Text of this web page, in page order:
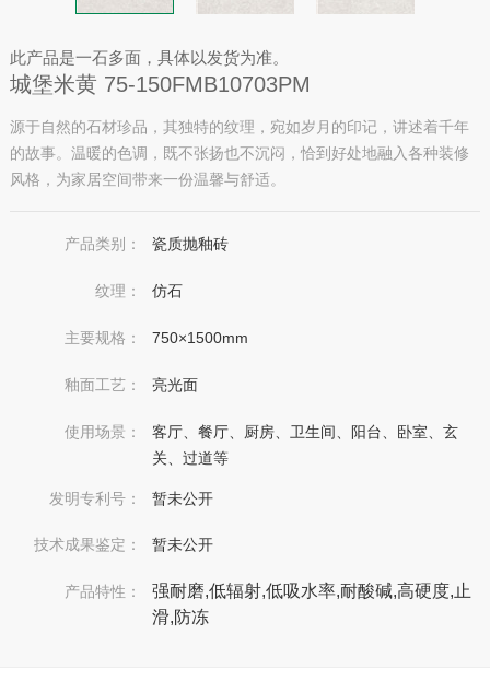
此产品是一石多面，具体以发货为准。
城堡米黄 75-150FMB10703PM
源于自然的石材珍品，其独特的纹理，宛如岁月的印记，讲述着千年
的故事。温暖的色调，既不张扬也不沉闷，恰到好处地融入各种装修
风格，为家居空间带来一份温馨与舒适。
产品类别： 瓷质抛釉砖
纹理： 仿石
主要规格： 750×1500mm
釉面工艺： 亮光面
使用场景：
客厅、餐厅、厨房、卫生间、阳台、卧室、玄
关、过道等
发明专利号： 暂未公开
技术成果鉴定： 暂未公开
产品特性：
强耐磨,低辐射,低吸水率,耐酸碱,高硬度,止
滑,防冻